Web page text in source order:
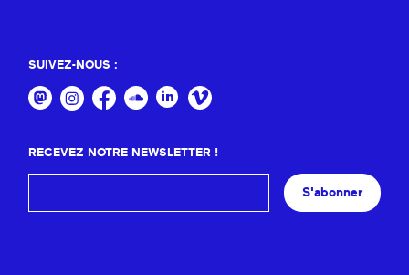
SUIVEZ-NOUS :
RECEVEZ NOTRE NEWSLETTER !
S'abonner